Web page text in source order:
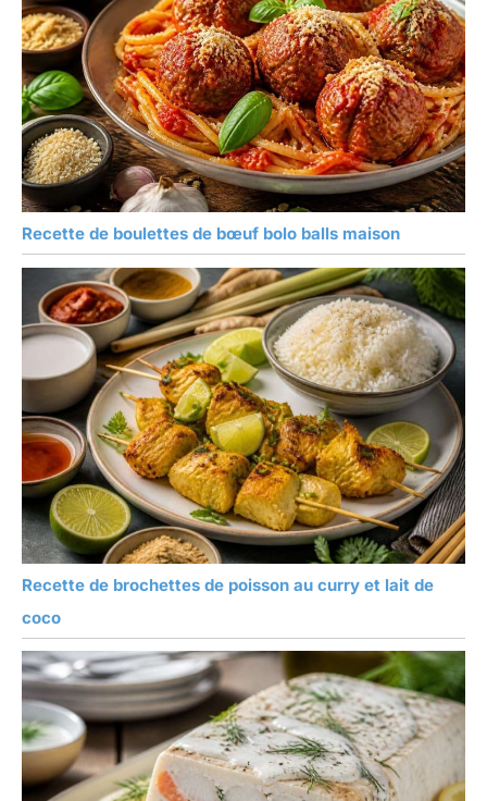
Recette de boulettes de bœuf bolo balls maison
Recette de brochettes de poisson au curry et lait de
coco